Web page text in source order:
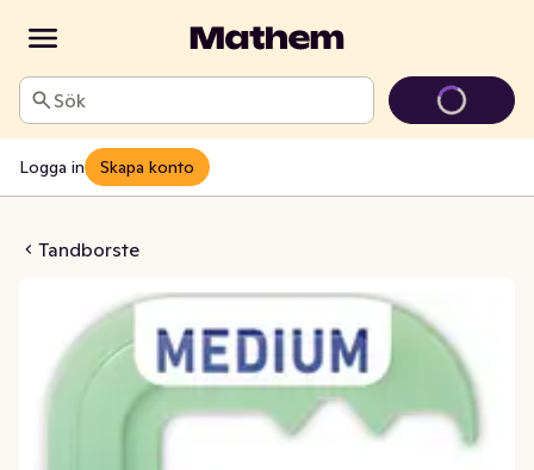
Sök
Logga in Skapa konto
Tandborste
Clean Medium